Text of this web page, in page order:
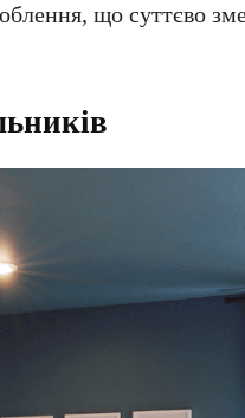
що суттєво